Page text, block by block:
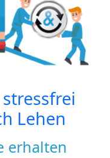
Lehen
erhalten